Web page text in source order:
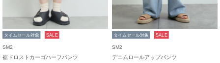
タイムセール対象 SALE
SM2
裾ドロストカーゴハーフパンツ
タイムセール対象 SALE
SM2
デニムロールアップパンツ